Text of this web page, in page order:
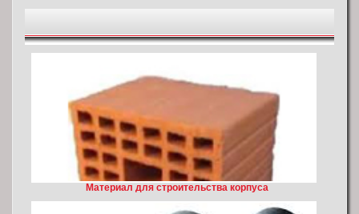
Материал для строительства корпуса